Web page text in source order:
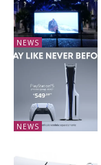
NEWS
NEWS